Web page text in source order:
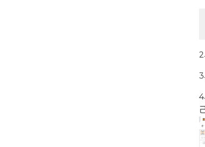
2
4